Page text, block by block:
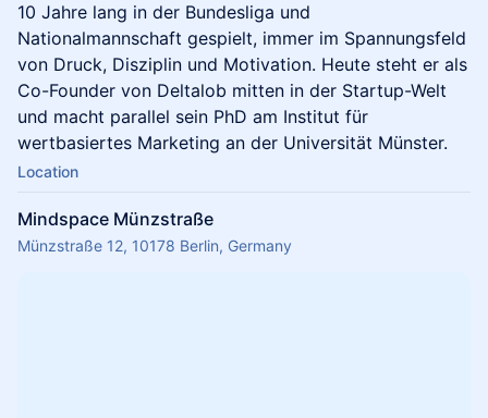
10 Jahre lang in der Bundesliga und
Nationalmannschaft gespielt, immer im Spannungsfeld
von Druck, Disziplin und Motivation. Heute steht er als
Co-Founder von Deltalob mitten in der Startup-Welt
und macht parallel sein PhD am Institut für
wertbasiertes Marketing an der Universität Münster.
Location
Mindspace Münzstraße
Münzstraße 12, 10178 Berlin, Germany